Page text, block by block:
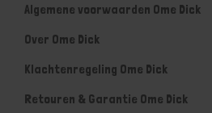
Algemene voorwaarden Ome Dick
Over Ome Dick
Klachtenregeling Ome Dick
Retouren & Garantie Ome Dick